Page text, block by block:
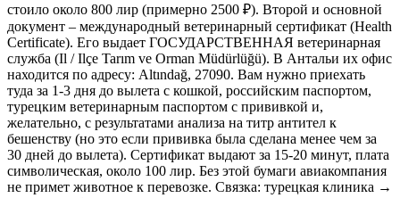
стоило около 800 лир (примерно 2500 ₽). Второй и основной
документ – международный ветеринарный сертификат (Health
Certificate). Его выдает ГОСУДАРСТВЕННАЯ ветеринарная
служба (Il / Ilçe Tarım ve Orman Müdürlüğü). В Антальи их офис
находится по адресу: Altındağ, 27090. Вам нужно приехать
туда за 1-3 дня до вылета с кошкой, российским паспортом,
турецким ветеринарным паспортом с прививкой и,
желательно, с результатами анализа на титр антител к
бешенству (но это если прививка была сделана менее чем за
30 дней до вылета). Сертификат выдают за 15-20 минут, плата
символическая, около 100 лир. Без этой бумаги авиакомпания
не примет животное к перевозке. Связка: турецкая клиника →